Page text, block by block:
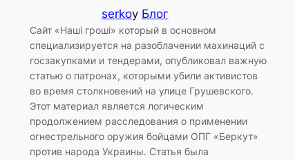
serkoу Блог
Сайт «Наші гроші» который в основном
специализируется на разоблачении махинаций с
госзакупками и тендерами, опубликовал важную
статью о патронах, которыми убили активистов
во время столкновений на улице Грушевского.
Этот материал является логическим
продолжением расследования о применении
огнестрельного оружия бойцами ОПГ «Беркут»
против народа Украины. Статья была